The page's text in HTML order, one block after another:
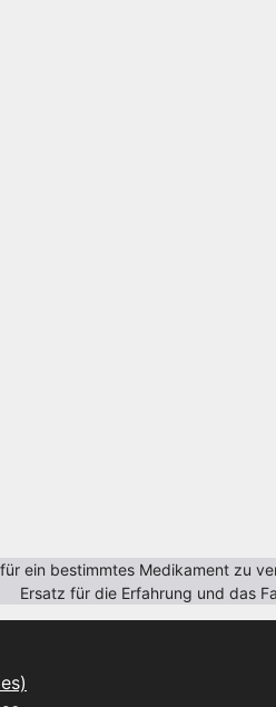
ein bestimmtes Medikament zu
Ersatz für die Erfahrung und das